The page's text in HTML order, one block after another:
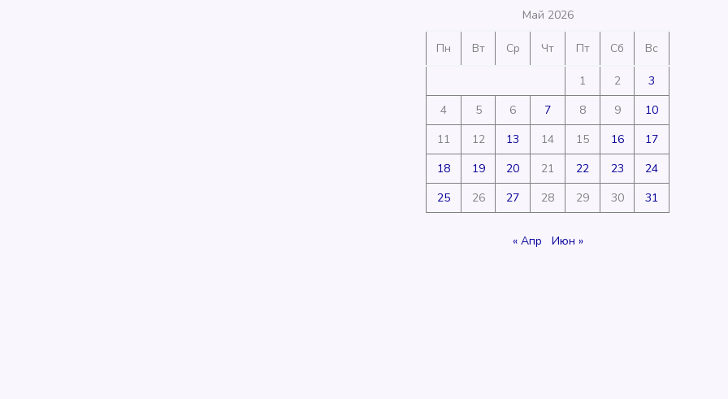
Май 2026
Пн Вт Ср Чт Пт Сб Вс
1 2
3
4
5 6 7 8 9
10
11
12 13 14 15 16
17
18
19 20 21 22 23
24
25
26 27 28 29 30 31
« Апр Июн »